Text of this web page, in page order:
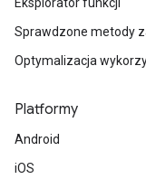
Eksplorator funkcji
Sprawdzone metody
Optymalizacja
Platformy
Android
iOS